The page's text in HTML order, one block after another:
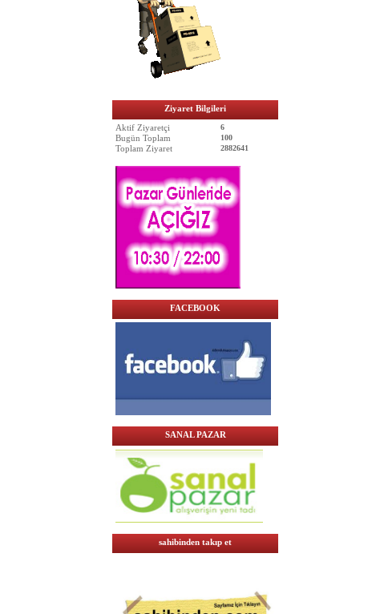
Ziyaret Bilgileri
Aktif Ziyaretçi
6
Bugün Toplam 100
Toplam Ziyaret 2882641
FACEBOOK
SANAL PAZAR
sahibinden takıp et